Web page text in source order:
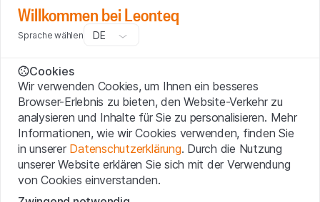
Home-Office in Europa 2018
(Anteil der Beschäftigten – 15 bis 64 Jahre –, die
normalerweise von zu Hause aus arbeiten)
Willkommen bei Leonteq
Sprache wählen DE
Cookies
Wir verwenden Cookies, um Ihnen ein besseres
Browser-Erlebnis zu bieten, den Website-Verkehr zu
analysieren und Inhalte für Sie zu personalisieren. Mehr
Informationen, wie wir Cookies verwenden, finden Sie
in unserer Datenschutzerklärung. Durch die Nutzung
unserer Website erklären Sie sich mit der Verwendung
von Cookies einverstanden.